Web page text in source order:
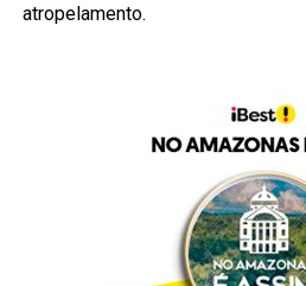
atropelamento.